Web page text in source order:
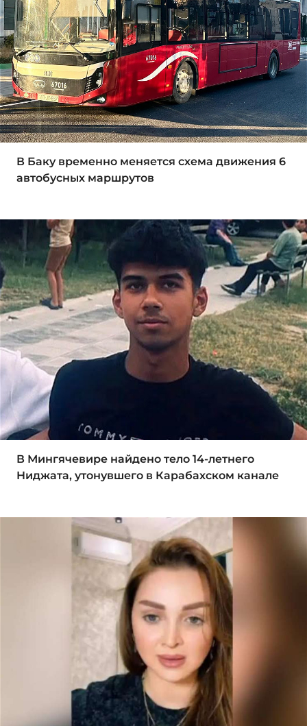
В Баку временно меняется схема движения 6
автобусных маршрутов
В Мингячевире найдено тело 14-летнего
Ниджата, утонувшего в Карабахском канале